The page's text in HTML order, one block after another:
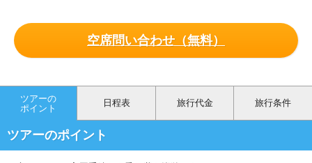
空席問い合わせ（無料）
ツアーの
ポイント
日程表 旅行代金 旅行条件
ツアーのポイント